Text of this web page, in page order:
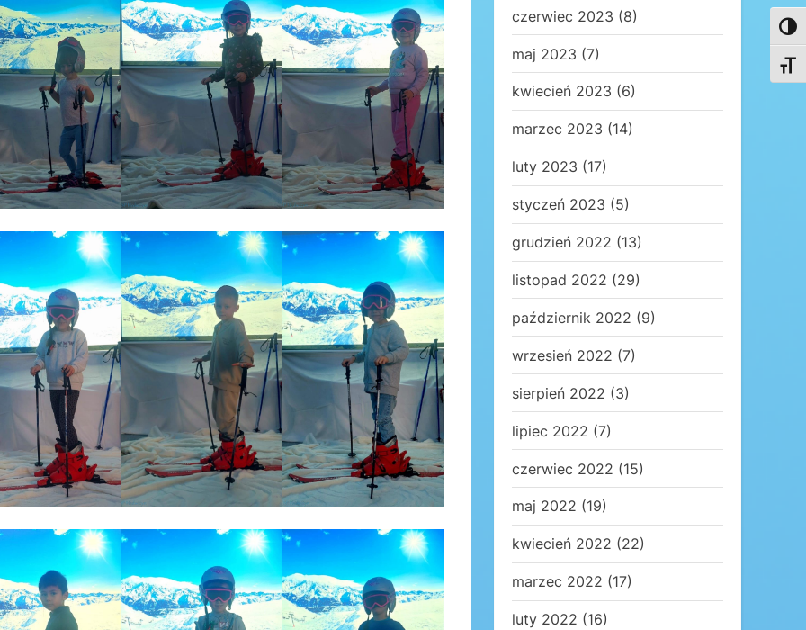
czerwiec 2023 (8)
maj 2023 (7)
kwiecień 2023 (6)
marzec 2023 (14)
luty 2023 (17)
styczeń 2023 (5)
grudzień 2022 (13)
listopad 2022 (29)
październik 2022 (9)
wrzesień 2022 (7)
sierpień 2022 (3)
lipiec 2022 (7)
czerwiec 2022 (15)
maj 2022 (19)
kwiecień 2022 (22)
marzec 2022 (17)
luty 2022 (16)